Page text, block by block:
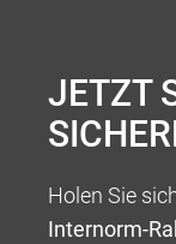
JETZT
Holen Sie
Internorm-